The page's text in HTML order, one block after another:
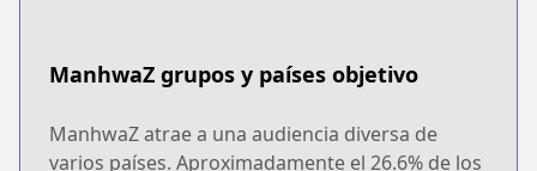
ManhwaZ grupos y países objetivo
ManhwaZ atrae a una audiencia diversa de
varios países. Aproximadamente el 26.6% de los